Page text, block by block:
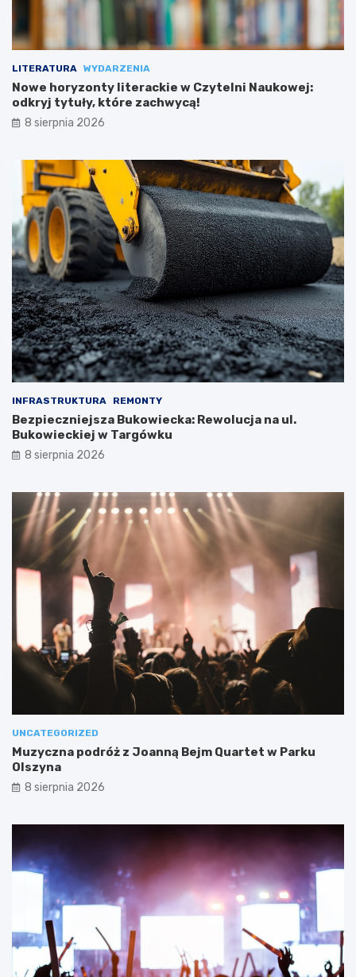
LITERATURA WYDARZENIA
Nowe horyzonty literackie w Czytelni Naukowej:
odkryj tytuły, które zachwycą!
8 sierpnia 2026
INFRASTRUKTURA REMONTY
Bezpieczniejsza Bukowiecka: Rewolucja na ul.
Bukowieckiej w Targówku
8 sierpnia 2026
UNCATEGORIZED
Muzyczna podróż z Joanną Bejm Quartet w Parku
Olszyna
8 sierpnia 2026